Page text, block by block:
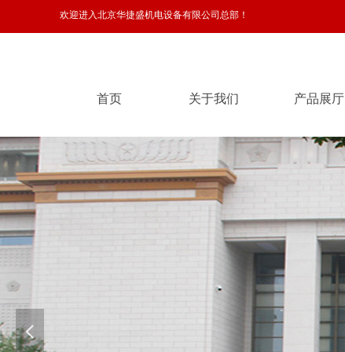
欢迎进入北京华捷盛机电设备有限公司总部！
넳
首页
首页
关于我们
关于我们
产品展厅
产品展厅